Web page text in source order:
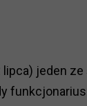
lipca) jeden